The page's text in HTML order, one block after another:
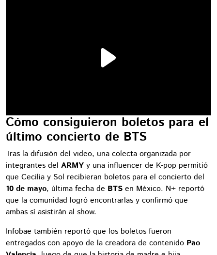
Cómo consiguieron boletos para el
último concierto de BTS
Tras la difusión del video, una colecta organizada por
integrantes del ARMY y una influencer de K-pop permitió
que Cecilia y Sol recibieran boletos para el concierto del
10 de mayo, última fecha de BTS en México. N+ reportó
que la comunidad logró encontrarlas y confirmó que
ambas sí asistirán al show.
Infobae también reportó que los boletos fueron
entregados con apoyo de la creadora de contenido Pao